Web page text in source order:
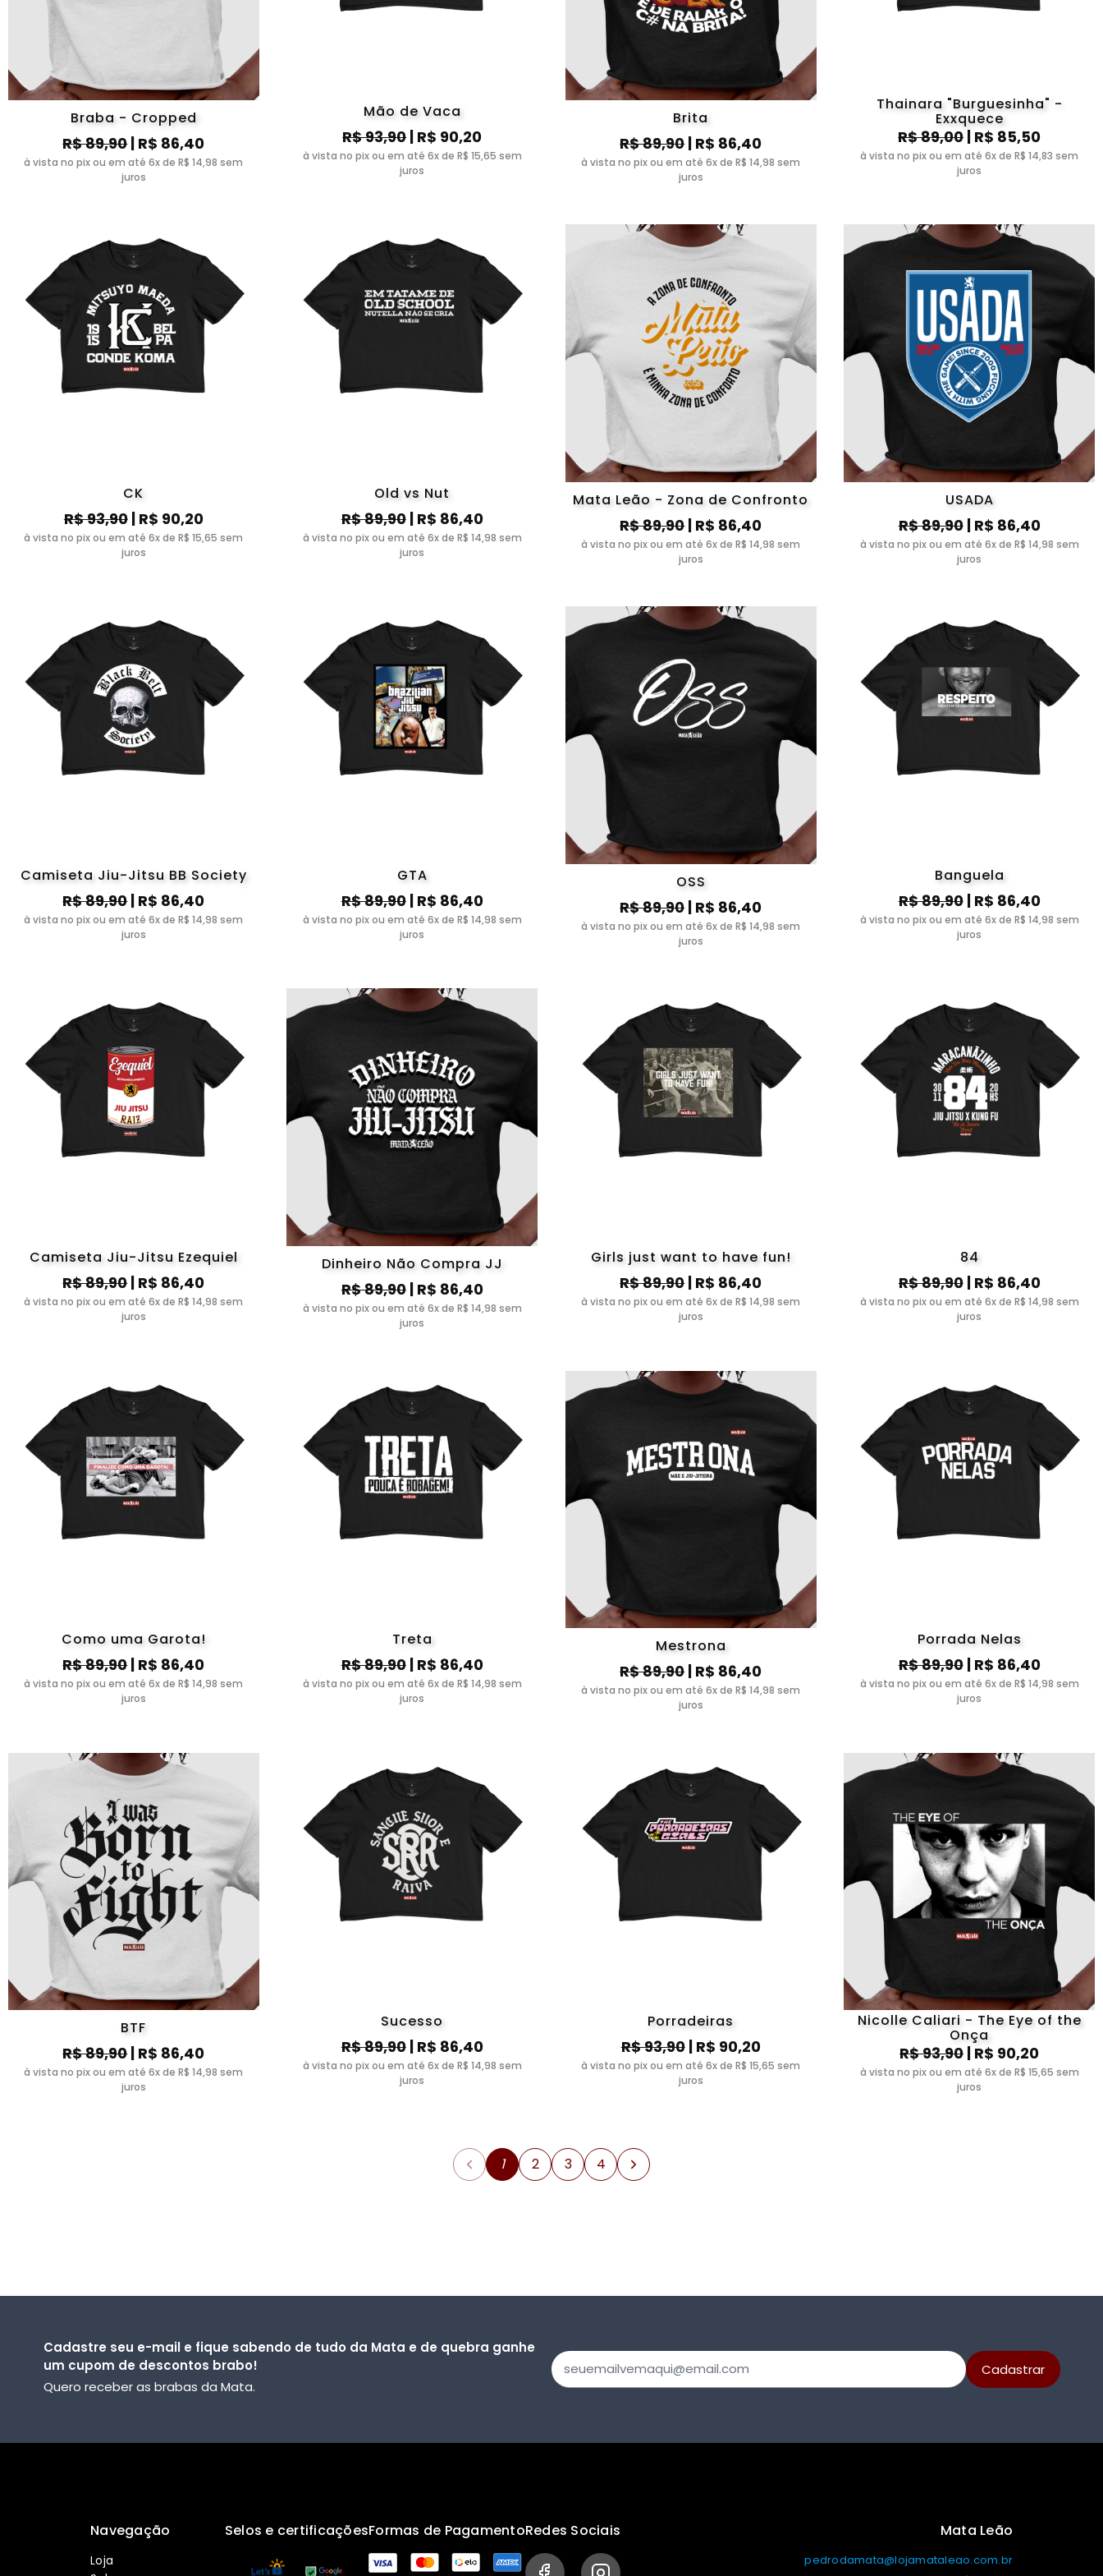
Braba - Cropped
R$ 89,90| R$ 86,40
à vista no pix ou em até 6x de R$ 14,98 sem
juros
Mão de Vaca
R$ 93,90| R$ 90,20
à vista no pix ou em até 6x de R$ 15,65 sem
juros
Brita
R$ 89,90| R$ 86,40
à vista no pix ou em até 6x de R$ 14,98 sem
juros
Thainara "Burguesinha" -
Exxquece
R$ 89,00| R$ 85,50
à vista no pix ou em até 6x de R$ 14,83 sem
juros
CK
R$ 93,90| R$ 90,20
à vista no pix ou em até 6x de R$ 15,65 sem
juros
Old vs Nut
R$ 89,90| R$ 86,40
à vista no pix ou em até 6x de R$ 14,98 sem
juros
Mata Leão - Zona de Confronto
R$ 89,90| R$ 86,40
à vista no pix ou em até 6x de R$ 14,98 sem
juros
USADA
R$ 89,90| R$ 86,40
à vista no pix ou em até 6x de R$ 14,98 sem
juros
Camiseta Jiu-Jitsu BB Society
R$ 89,90| R$ 86,40
à vista no pix ou em até 6x de R$ 14,98 sem
juros
GTA
R$ 89,90| R$ 86,40
à vista no pix ou em até 6x de R$ 14,98 sem
juros
OSS
R$ 89,90| R$ 86,40
à vista no pix ou em até 6x de R$ 14,98 sem
juros
Banguela
R$ 89,90| R$ 86,40
à vista no pix ou em até 6x de R$ 14,98 sem
juros
Camiseta Jiu-Jitsu Ezequiel
R$ 89,90| R$ 86,40
à vista no pix ou em até 6x de R$ 14,98 sem
juros
Dinheiro Não Compra JJ
R$ 89,90| R$ 86,40
à vista no pix ou em até 6x de R$ 14,98 sem
juros
Girls just want to have fun!
R$ 89,90| R$ 86,40
à vista no pix ou em até 6x de R$ 14,98 sem
juros
84
R$ 89,90| R$ 86,40
à vista no pix ou em até 6x de R$ 14,98 sem
juros
Como uma Garota!
R$ 89,90| R$ 86,40
à vista no pix ou em até 6x de R$ 14,98 sem
juros
Treta
R$ 89,90| R$ 86,40
à vista no pix ou em até 6x de R$ 14,98 sem
juros
Mestrona
R$ 89,90| R$ 86,40
à vista no pix ou em até 6x de R$ 14,98 sem
juros
Porrada Nelas
R$ 89,90| R$ 86,40
à vista no pix ou em até 6x de R$ 14,98 sem
juros
BTF
R$ 89,90| R$ 86,40
à vista no pix ou em até 6x de R$ 14,98 sem
juros
Sucesso
R$ 89,90| R$ 86,40
à vista no pix ou em até 6x de R$ 14,98 sem
juros
Porradeiras
R$ 93,90| R$ 90,20
à vista no pix ou em até 6x de R$ 15,65 sem
juros
Nicolle Caliari - The Eye of the
Onça
R$ 93,90| R$ 90,20
à vista no pix ou em até 6x de R$ 15,65 sem
juros
1 2 3 4
Cadastre seu e-mail e fique sabendo de tudo da Mata e de quebra ganhe
um cupom de descontos brabo!
Quero receber as brabas da Mata.
Navegação
Loja
Selos e certificaçõesFormas de PagamentoRedes Sociais Mata Leão
pedrodamata@lojamataleao.com.br